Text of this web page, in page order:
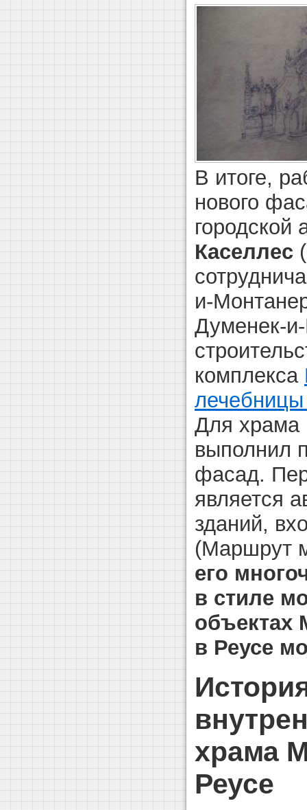
В итоге,
нового
городской
Каселлес (
и-
Думенек-
комплекса
Для храма
выполнил
фасад.
является
зданий,
(Маршрут
его
в стиле
объектах
в Реусе
храма
Реусе